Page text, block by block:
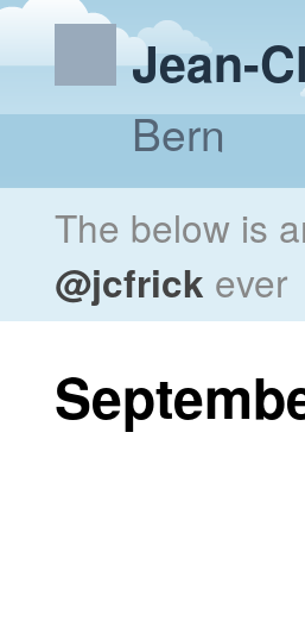
Jean-
Bern
The below is
@jcfrick ever